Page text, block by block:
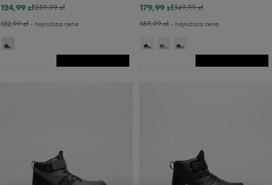
259,99 zł
124,99 zł
132,99 zł- najniższa cena
349,99 zł
179,99 zł
189,99 zł- najniższa cena